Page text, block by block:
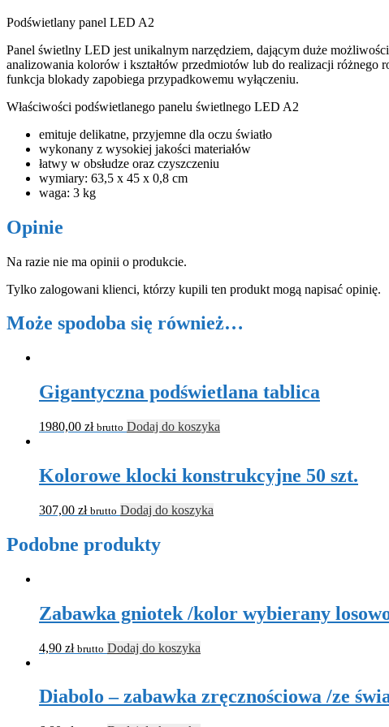
Podświetlany panel LED A2
Panel świetlny LED jest unikalnym narzędziem, dającym duże
analizowania kolorów i kształtów przedmiotów lub do realizacji różnego
funkcja blokady zapobiega przypadkowemu wyłączeniu.
Właściwości podświetlanego panelu świetlnego LED A2
emituje delikatne, przyjemne dla oczu światło
wykonany z wysokiej jakości materiałów
łatwy w obsłudze oraz czyszczeniu
wymiary: 63,5 x 45 x 0,8 cm
waga: 3 kg
Opinie
Na razie nie ma opinii o produkcie.
Tylko zalogowani klienci, którzy kupili ten produkt mogą napisać opinię.
Może spodoba się również…
Gigantyczna podświetlana tablica
1980,00 zł brutto Dodaj do koszyka
Kolorowe klocki konstrukcyjne 50 szt.
307,00 zł brutto Dodaj do koszyka
Podobne produkty
Zabawka gniotek /kolor wybierany
4,90 zł brutto Dodaj do koszyka
Diabolo – zabawka zręcznościowa /ze